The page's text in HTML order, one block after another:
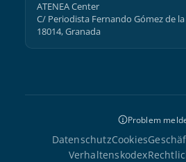
ATENEA Center
C/ Periodista Fernando Gómez de la
18014, Granada
Problem
DatenschutzCookies
Verhaltenskodex